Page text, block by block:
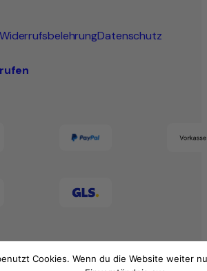
WiderrufsbelehrungDatenschutz
Cookies. Wenn du die Website weiter